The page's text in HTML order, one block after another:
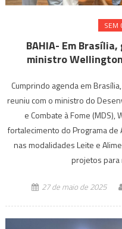
SEM
BAHIA- Em
ministro
Cumprindo agenda em
reuniu com o ministro do
e Combate à Fome
fortalecimento do Programa de
nas modalidades Leite e
projetos
27 de maio de 2025